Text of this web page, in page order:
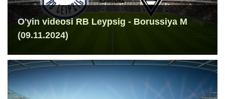
O'yin videosi RB Leypsig - Borussiya M
(09.11.2024)